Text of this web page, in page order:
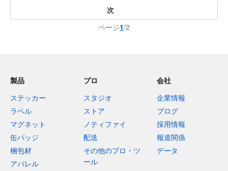
次
ページ1/2
製品
ステッカー
ラベル
マグネット
缶バッジ
梱包材
アパレル
プロ
スタジオ
ストア
ノティファイ
配送
その他のプロ・ツ
ール
会社
企業情報
ブログ
採用情報
報道関係
データ